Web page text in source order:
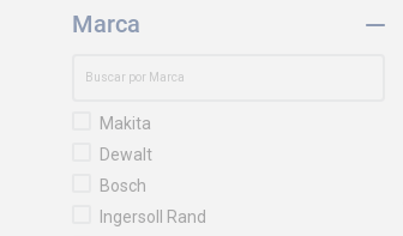
Marca
Makita
Dewalt
Bosch
Ingersoll Rand